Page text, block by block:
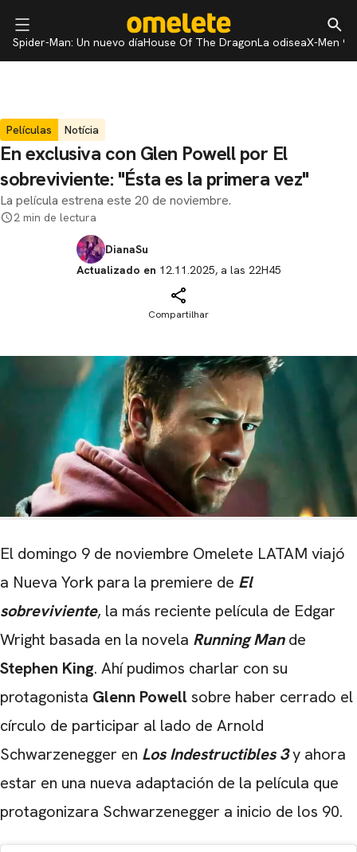
Spider-Man: Un nuevo díaHouse Of The DragonLa odiseaX-Men 97
Películas Notícia
En exclusiva con Glen Powell por El
sobreviviente: "Ésta es la primera vez"
La película estrena este 20 de noviembre.
2 min de lectura
DianaSu
Actualizado en 12.11.2025, a las 22H45
Compartilhar
El domingo 9 de noviembre Omelete LATAM viajó
a Nueva York para la premiere de El
sobreviviente, la más reciente película de Edgar
Wright basada en la novela Running Mande
Stephen King. Ahí pudimos charlar con su
protagonista Glenn Powell sobre haber cerrado el
círculo de participar al lado de Arnold
Schwarzenegger en Los Indestructibles 3y ahora
estar en una nueva adaptación de la película que
protagonizara Schwarzenegger a inicio de los 90.